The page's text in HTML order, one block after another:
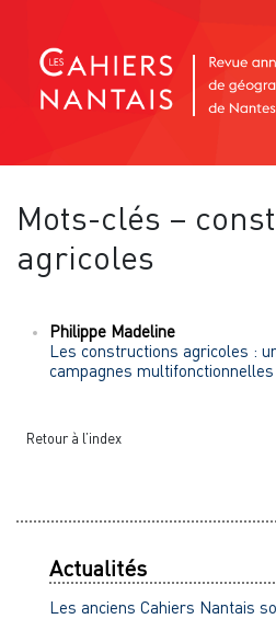
Mots-clés –
agricoles
Philippe Madeline
Les constructions agricoles :
campagnes multifonctionnelles
Retour à l’index
Actualités
Les anciens Cahiers Nantais